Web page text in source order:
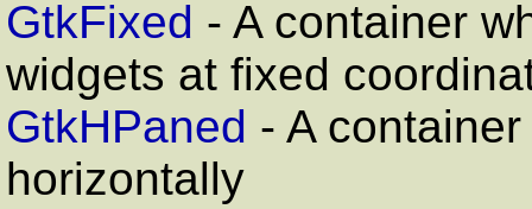
GtkFixed - A container
widgets at fixed
GtkHPaned - A
horizontally